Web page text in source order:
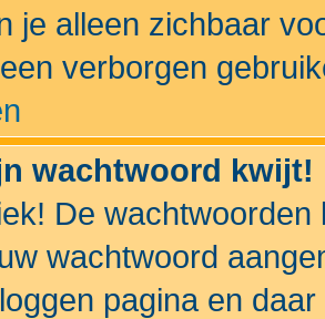
je alleen zichbaar
verborgen
wachtwoord kwijt!
De
wachtwoord
pagina en